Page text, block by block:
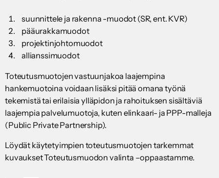
suunnittele ja rakenna -muodot (SR, ent. KVR)
pääurakkamuodot
projektinjohtomuodot
allianssimuodot
Toteutusmuotojen vastuunjakoa laajempina
hankemuotoina voidaan lisäksi pitää omana työnä
tekemistä tai erilaisia ylläpidon ja rahoituksen sisältäviä
laajempia palvelumuotoja, kuten elinkaari- ja PPP-malleja
(Public Private Partnership).
Löydät käytetyimpien toteutusmuotojen tarkemmat
kuvaukset Toteutusmuodon valinta –oppaastamme.